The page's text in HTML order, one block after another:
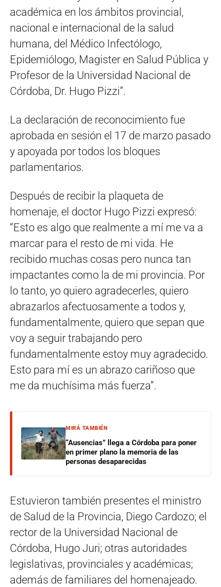
académica en los ámbitos provincial,
nacional e internacional de la salud
humana, del Médico Infectólogo,
Epidemiólogo, Magister en Salud Pública y
Profesor de la Universidad Nacional de
Córdoba, Dr. Hugo Pizzi”.
La declaración de reconocimiento fue
aprobada en sesión el 17 de marzo pasado
y apoyada por todos los bloques
parlamentarios.
Después de recibir la plaqueta de
homenaje, el doctor Hugo Pizzi expresó:
“Esto es algo que realmente a mí me va a
marcar para el resto de mi vida. He
recibido muchas cosas pero nunca tan
impactantes como la de mi provincia. Por
lo tanto, yo quiero agradecerles, quiero
abrazarlos afectuosamente a todos y,
fundamentalmente, quiero que sepan que
voy a seguir trabajando pero
fundamentalmente estoy muy agradecido.
Esto para mí es un abrazo cariñoso que
me da muchísima más fuerza”.
MIRÁ TAMBIÉN
“Ausencias” llega a Córdoba para poner
en primer plano la memoria de las
personas desaparecidas
Estuvieron también presentes el ministro
de Salud de la Provincia, Diego Cardozo; el
rector de la Universidad Nacional de
Córdoba, Hugo Juri; otras autoridades
legislativas, provinciales y académicas;
además de familiares del homenajeado.